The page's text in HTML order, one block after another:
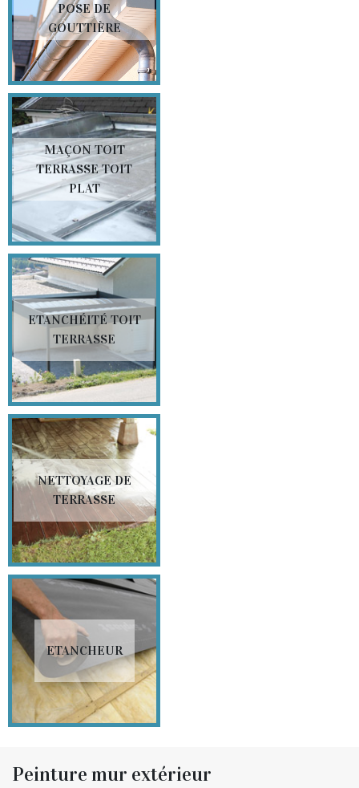
POSE DE
GOUTTIÈRE
MAÇON TOIT
TERRASSE TOIT
PLAT
ETANCHÉITÉ TOIT
TERRASSE
NETTOYAGE DE
TERRASSE
ETANCHEUR
Peinture mur extérieur